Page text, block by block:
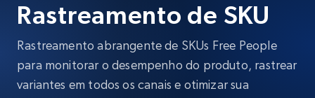
Rastreamento de SKU
Rastreamento abrangente de SKUs Free People
para monitorar o desempenho do produto, rastrear
variantes em todos os canais e otimizar sua